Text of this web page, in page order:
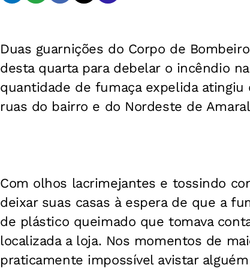
Duas guarnições do Corpo de
desta quarta para debelar o incêndio
quantidade de fumaça expelida
ruas do bairro e do Nordeste de
Com olhos lacrimejantes e tossindo
deixar suas casas à espera de que a
de plástico queimado que tomava
localizada a loja. Nos momentos de
praticamente impossível avistar